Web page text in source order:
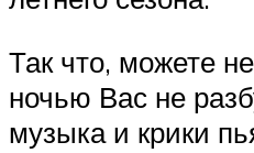
Так что, можете
ночью Вас не
музыка и крики